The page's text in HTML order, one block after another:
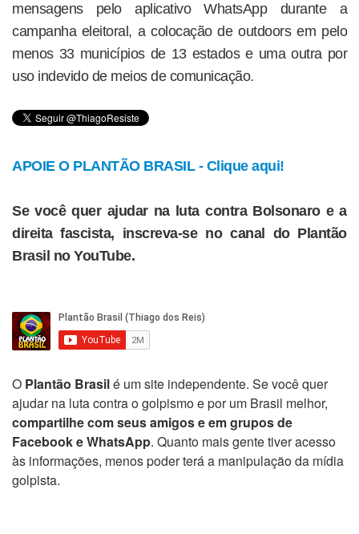
mensagens pelo aplicativo WhatsApp durante a
campanha eleitoral, a colocação de outdoors em pelo
menos 33 municípios de 13 estados e uma outra por
uso indevido de meios de comunicação.
APOIE O PLANTÃO BRASIL - Clique aqui!
Se você quer ajudar na luta contra Bolsonaro e a
direita fascista, inscreva-se no canal do Plantão
Brasil no YouTube.
O Plantão Brasilé um site independente. Se você quer
ajudar na luta contra o golpismo e por um Brasil melhor,
compartilhe com seus amigos e em grupos de
Facebook e WhatsApp. Quanto mais gente tiver acesso
às informações, menos poder terá a manipulação da mídia
golpista.